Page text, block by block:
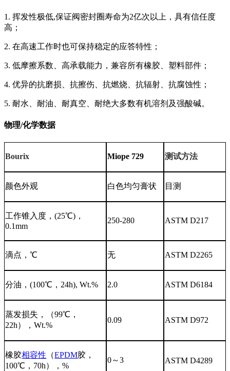
1. 挥发性极低,保证阀密封圈寿命为2亿次以上，具有信任度
高 ；
2. 在高速工作时也可保持稳定的应答特性；
3. 低摩擦系数、高承载能力，兼容所有橡胶、塑料部件；
4. 优异的抗磨损、抗擦伤、抗燃烧、抗辐射、抗腐蚀性；
5. 耐水、耐油、耐真空、耐绝大多数有机溶剂及强酸碱。
物理/化学数据
Bourix Miope 729 测试方法
颜色外观 白色均匀膏状 目测
工作锥入度，(25℃)，
0.1mm
250-280 ASTM D217
滴点，℃ 无 ASTM D2265
分油，(100℃，24h), Wt.% 2.0 ASTM D6184
蒸发损失，（99℃，
22h），Wt.%
0.09 ASTM D972
橡胶相容性 （EPDM胶，
100℃，70h），%
0～3 ASTM D4289